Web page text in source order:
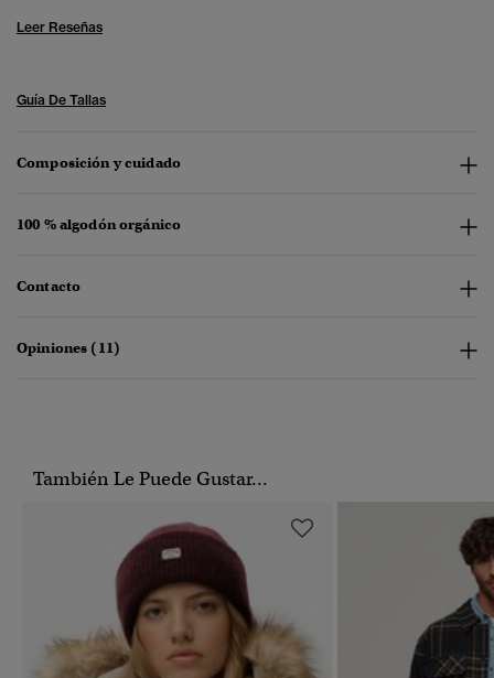
Leer Reseñas
Guía De Tallas
Composición y cuidado
100 % algodón orgánico
Contacto
Opiniones (11)
También Le Puede Gustar...